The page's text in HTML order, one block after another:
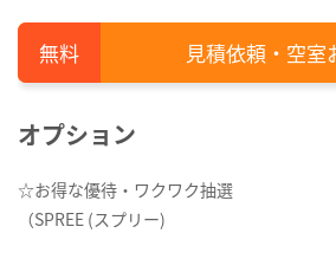
見積依頼・空室
オプション
☆お得な優待・ワクワク抽選
（SPREE (スプリー)